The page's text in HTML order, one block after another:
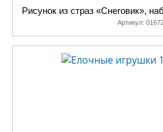
Рисунок из страз «Снеговик»,
Артикул: